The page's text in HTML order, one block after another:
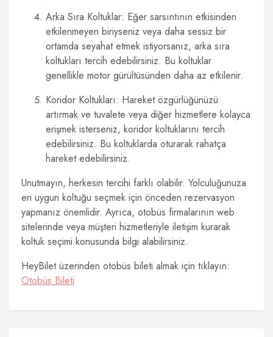
Arka Sıra Koltuklar: Eğer sarsıntının etkisinden
etkilenmeyen biriyseniz veya daha sessiz bir
ortamda seyahat etmek istiyorsanız, arka sıra
koltukları tercih edebilirsiniz. Bu koltuklar
genellikle motor gürültüsünden daha az etkilenir.
Koridor Koltukları: Hareket özgürlüğünüzü
artırmak ve tuvalete veya diğer hizmetlere kolayca
erişmek isterseniz, koridor koltuklarını tercih
edebilirsiniz. Bu koltuklarda oturarak rahatça
hareket edebilirsiniz.
Unutmayın, herkesin tercihi farklı olabilir. Yolculuğunuza
en uygun koltuğu seçmek için önceden rezervasyon
yapmanız önemlidir. Ayrıca, otobüs firmalarının web
sitelerinde veya müşteri hizmetleriyle iletişim kurarak
koltuk seçimi konusunda bilgi alabilirsiniz.
HeyBilet üzerinden otobüs bileti almak için tıklayın:
Otobüs Bileti